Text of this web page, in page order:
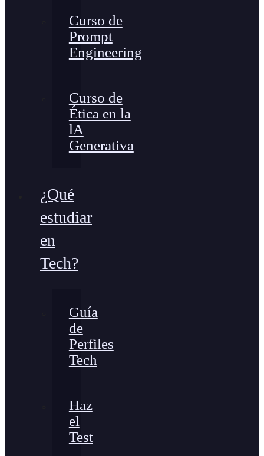
Curso de
Prompt
Engineering
Curso de
Ética en la
lA
Generativa
¿Qué
estudiar
en
Tech?
Guía
de
Perfiles
Tech
Haz
el
Test